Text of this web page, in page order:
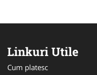
Linkuri Utile
Cum platesc